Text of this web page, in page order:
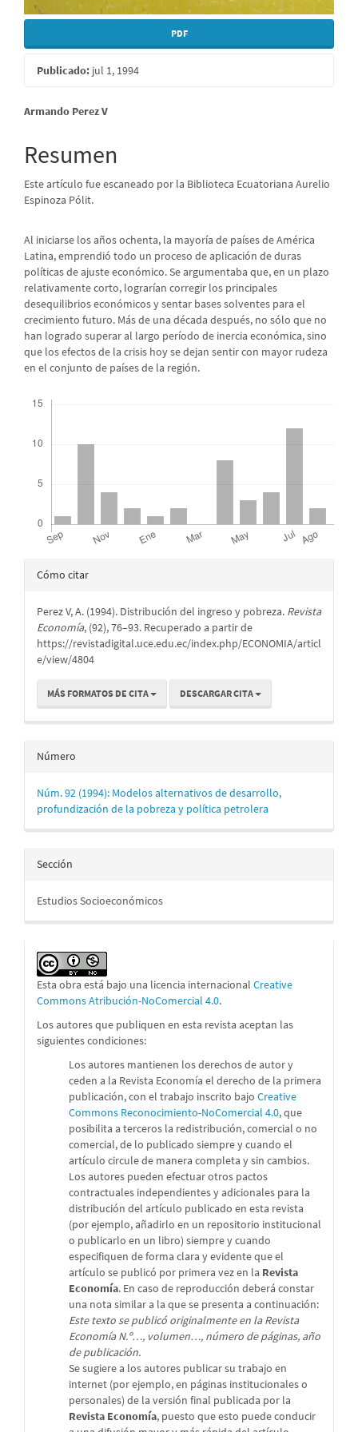
PDF
Publicado: jul 1, 1994
Contenido
principal
del
artículo
Armando Perez V
Resumen
Este artículo fue escaneado por la Biblioteca Ecuatoriana Aurelio
Espinoza Pólit.
Al iniciarse los años ochenta, la mayoría de países de América
Latina, emprendió todo un proceso de aplicación de duras
políticas de ajuste económico. Se argumentaba que, en un plazo
relativamente corto, lograrían corregir los principales
desequilibrios económicos y sentar bases solventes para el
crecimiento futuro. Más de una década después, no sólo que no
han logrado superar al largo período de inercia económica, sino
que los efectos de la crisis hoy se dejan sentir con mayor rudeza
en el conjunto de países de la región.
Detalles
artículo
Cómo citar
Perez V, A. (1994). Distribución del ingreso y pobreza. Revista
Economía, (92), 76–93. Recuperado a partir de
https://revistadigital.uce.edu.ec/index.php/ECONOMIA/articl
e/view/4804
MÁS FORMATOS DE CITA DESCARGAR CITA
Número
Núm. 92 (1994): Modelos alternativos de desarrollo,
profundización de la pobreza y política petrolera
Sección
Estudios Socioeconómicos
Esta obra está bajo una licencia internacional Creative
Commons Atribución-NoComercial 4.0.
Los autores que publiquen en esta revista aceptan las
siguientes condiciones:
Los autores mantienen los derechos de autor y
ceden a la Revista Economía el derecho de la primera
publicación, con el trabajo inscrito bajo Creative
Commons Reconocimiento-NoComercial 4.0, que
posibilita a terceros la redistribución, comercial o no
comercial, de lo publicado siempre y cuando el
artículo circule de manera completa y sin cambios.
Los autores pueden efectuar otros pactos
contractuales independientes y adicionales para la
distribución del artículo publicado en esta revista
(por ejemplo, añadirlo en un repositorio institucional
o publicarlo en un libro) siempre y cuando
especifiquen de forma clara y evidente que el
artículo se publicó por primera vez en la Revista
Economía. En caso de reproducción deberá constar
una nota similar a la que se presenta a continuación:
Este texto se publicó originalmente en la Revista
Economía N.º…, volumen…, número de páginas, año
de publicación.
Se sugiere a los autores publicar su trabajo en
internet (por ejemplo, en páginas institucionales o
personales) de la versión final publicada por la
Revista Economía, puesto que esto puede conducir